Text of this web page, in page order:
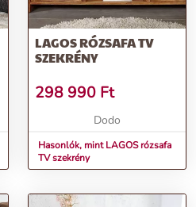
LAGOS RÓZSAFA TV
SZEKRÉNY
298 990 Ft
Dodo
Hasonlók, mint LAGOS rózsafa
TV szekrény